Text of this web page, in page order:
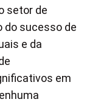
setor de
do sucesso de
e da
em